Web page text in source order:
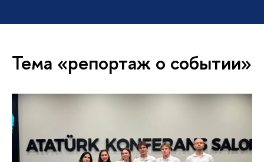
Тема «репортаж о событии»